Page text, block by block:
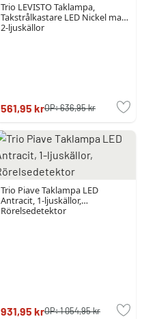
Trio LEVISTO Taklampa,
Takstrålkastare LED Nickel matt,
2-ljuskällor
561,95 krOP:636,95 kr
Trio Piave Taklampa LED
Antracit, 1-ljuskällor,
Rörelsedetektor
931,95 krOP:1 054,95 kr